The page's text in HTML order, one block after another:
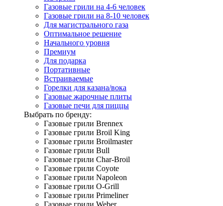
Газовые грили на 4-6 человек
Газовые грили на 8-10 человек
Для магистрального газа
Оптимальное решение
Начального уровня
Премиум
Для подарка
Портативные
Встраиваемые
Горелки для казана/вока
Газовые жарочные плиты
Газовые печи для пиццы
Выбрать по бренду:
Газовые грили Brennex
Газовые грили Broil King
Газовые грили Broilmaster
Газовые грили Bull
Газовые грили Char-Broil
Газовые грили Coyote
Газовые грили Napoleon
Газовые грили O-Grill
Газовые грили Primeliner
Газовые грили Weber